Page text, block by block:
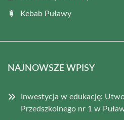
Kebab Puławy
NAJNOWSZE WPISY
Inwestycja w edukację:
Przedszkolnego nr 1 w